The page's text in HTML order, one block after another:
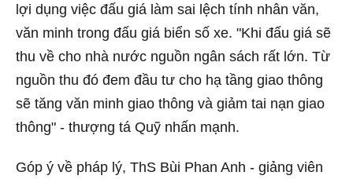
lợi dụng việc đấu giá làm sai lệch tính nhân văn,
văn minh trong đấu giá biển số xe. "Khi đấu giá sẽ
thu về cho nhà nước nguồn ngân sách rất lớn. Từ
nguồn thu đó đem đầu tư cho hạ tầng giao thông
sẽ tăng văn minh giao thông và giảm tai nạn giao
thông" - thượng tá Quỹ nhấn mạnh.
Góp ý về pháp lý, ThS Bùi Phan Anh - giảng viên